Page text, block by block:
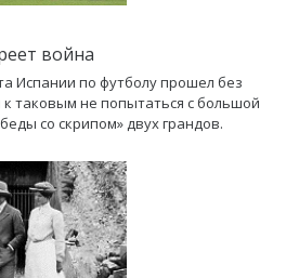
война
Испании по футболу прошел без
таковым не попытаться с большой
со скрипом» двух грандов.